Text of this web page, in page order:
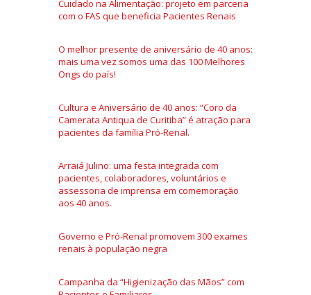
Cuidado na Alimentação: projeto em parceria
com o FAS que beneficia Pacientes Renais
O melhor presente de aniversário de 40 anos:
mais uma vez somos uma das 100 Melhores
Ongs do país!
Cultura e Aniversário de 40 anos: “Coro da
Camerata Antiqua de Curitiba” é atração para
pacientes da família Pró-Renal.
Arraiá Julino: uma festa integrada com
pacientes, colaboradores, voluntários e
assessoria de imprensa em comemoração
aos 40 anos.
Governo e Pró-Renal promovem 300 exames
renais à população negra
Campanha da “Higienização das Mãos” com